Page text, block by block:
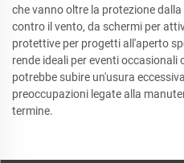
che vanno oltre la protezione
contro il vento, da schermi per
protettive per progetti all'aperto
rende ideali per eventi occasionali
potrebbe subire un'usura
preoccupazioni legate alla
termine.